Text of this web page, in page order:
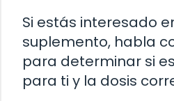
Si estás interesado
suplemento, habla
para determinar si
para ti y la dosis